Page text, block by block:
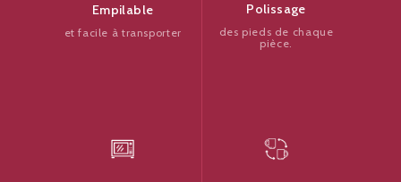
Empilable
et facile à transporter
Polissage
des pieds de chaque
pièce.